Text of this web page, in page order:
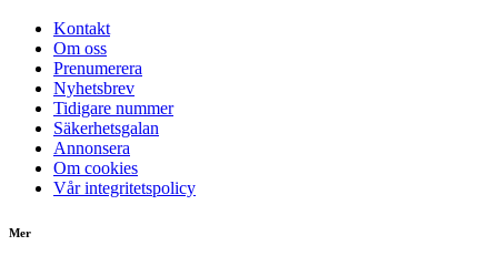
Kontakt
Om oss
Prenumerera
Nyhetsbrev
Tidigare nummer
Säkerhetsgalan
Annonsera
Om cookies
Vår integritetspolicy
Mer